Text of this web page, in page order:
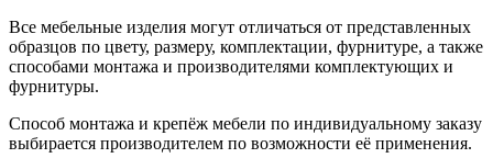
Все мебельные изделия могут отличаться от представленных
образцов по цвету, размеру, комплектации, фурнитуре, а также
способами монтажа и производителями комплектующих и
фурнитуры.
Способ монтажа и крепёж мебели по индивидуальному заказу
выбирается производителем по возможности её применения.